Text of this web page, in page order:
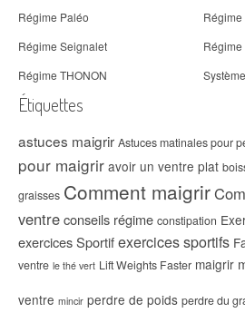
Régime Paléo
Régime Seignalet
Régime
Régime THONON
Étiquettes
astuces maigrir Astuces matinales pour
pour maigrir avoir un ventre plat
graisses Comment maigrir
ventreconseils régime constipation
exercices Sportifexercices sportifs
ventre le thé vert Lift Weights Faster maigrir
ventre mincir perdre de poids perdre du